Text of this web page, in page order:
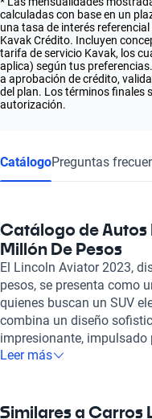
calculadas con base en un
una tasa de interés
Kavak Crédito. Incluyen
tarifa de servicio Kavak, los
aplica) según tus
a aprobación de crédito,
del plan. Los términos finales
autorización.
CatálogoPreguntas
Catálogo de Autos
Millón De Pesos
El Lincoln Aviator 2023,
pesos, se presenta como
quienes buscan un SUV
combina un diseño
impresionante,
cilindros que ofrece hasta
convierte en una opción
Leer más
Similares a Carros